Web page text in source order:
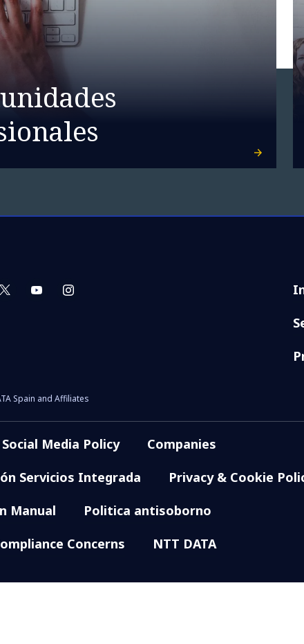
Spain and Affiliates
Social Media Policy
Companies
Servicios Integrada
Privacy & Cookie
Manual
Politica antisoborno
Concerns
NTT DATA